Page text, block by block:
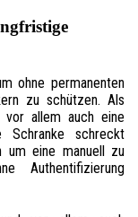
ohne permanenten
zu schützen. Als
vor allem auch eine
Schranke schreckt
um eine manuell zu
Authentifizierung